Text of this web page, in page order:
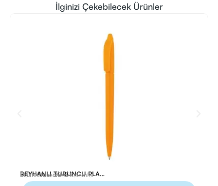
İlginizi Çekebilecek Ürünler
REYHANLI TURUNCU PLASTİK TÜKENMEZ KALEM
Ürün Kodu: 20454
Plastik Tükenmez Kalemler